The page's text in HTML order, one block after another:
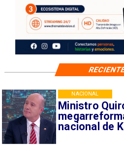
Ministro
nacional de
NACIONAL